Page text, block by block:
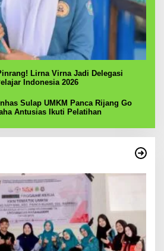
Lirna Virna Jadi Delegasi
Indonesia 2026
Sulap UMKM Panca Rijang Go
Antusias Ikuti Pelatihan